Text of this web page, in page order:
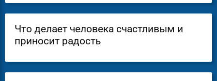
Что делает человека счастливым и
приносит радость